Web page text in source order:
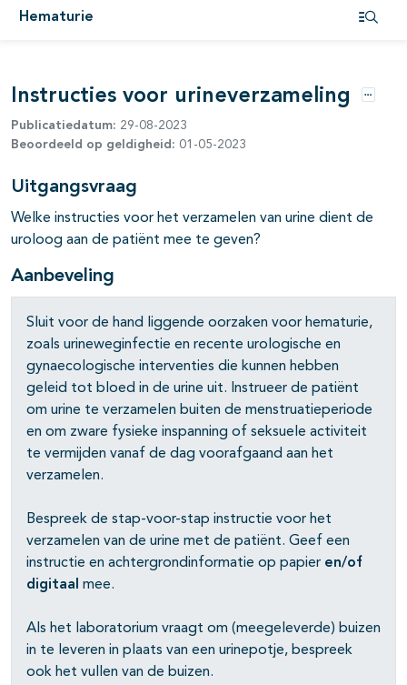
Hematurie
open- en dichtklappen
Instructies voor urineverzameling Opties
Publicatiedatum: 29-08-2023
Beoordeeld op geldigheid: 01-05-2023
Uitgangsvraag
Welke instructies voor het verzamelen van urine dient de
uroloog aan de patiënt mee te geven?
Aanbeveling
Sluit voor de hand liggende oorzaken voor hematurie,
zoals urineweginfectie en recente urologische en
gynaecologische interventies die kunnen hebben
geleid tot bloed in de urine uit. Instrueer de patiënt
om urine te verzamelen buiten de menstruatieperiode
en om zware fysieke inspanning of seksuele activiteit
te vermijden vanaf de dag voorafgaand aan het
verzamelen.
Bespreek de stap-voor-stap instructie voor het
verzamelen van de urine met de patiënt. Geef een
instructie en achtergrondinformatie op papier en/of
digitaal mee.
Als het laboratorium vraagt om (meegeleverde) buizen
in te leveren in plaats van een urinepotje, bespreek
ook het vullen van de buizen.